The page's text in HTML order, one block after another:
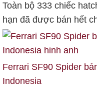
Toàn bộ 333 chiếc
hạn đã được bán hết
Ferrari SF90 Spider
Indonesia